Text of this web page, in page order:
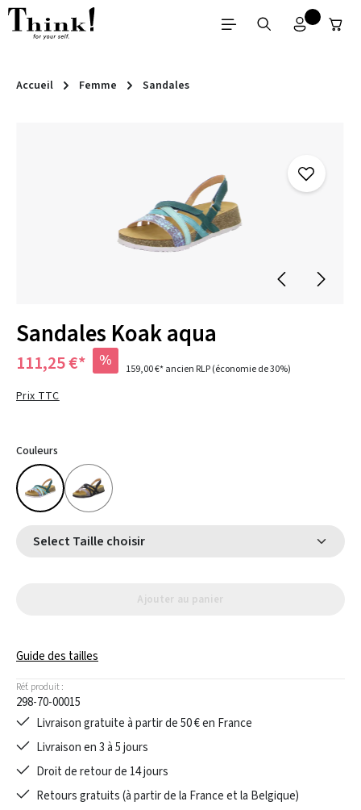
Passer au contenu principal
Accueil Femme Sandales
Sandales Koak aqua
111,25 €* % 159,00 €*ancien RLP(économie de 30%)
Prix TTC
Couleurs
Select Taille choisir
Ajouter au panier
Guide des tailles
Réf. produit :
298-70-00015
Livraison gratuite à partir de 50 € en France
Livraison en 3 à 5 jours
Droit de retour de 14 jours
Retours gratuits (à partir de la France et la Belgique)